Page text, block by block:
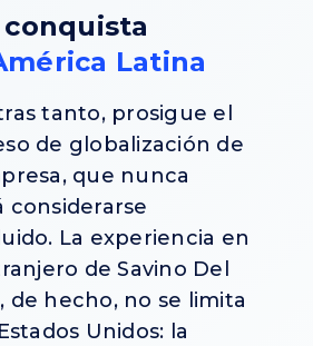
conquista
Latina
tanto, prosigue el
de globalización de
que nunca
considerarse
La experiencia en
de Savino Del
de hecho, no se limita
Unidos: la